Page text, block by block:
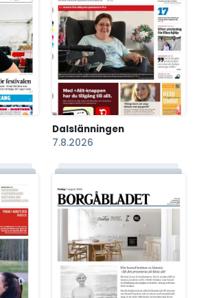
Dalslänningen
7.8.2026